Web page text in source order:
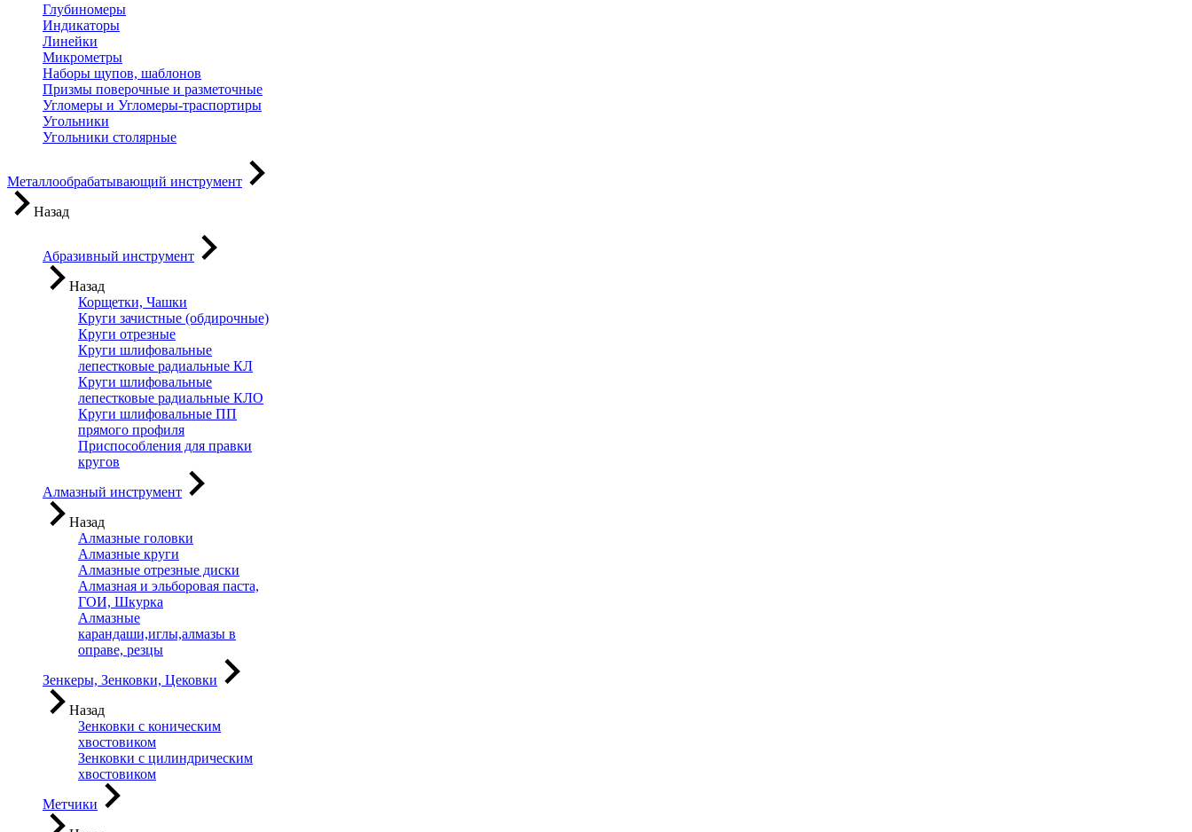
Глубиномеры
Индикаторы
Линейки
Микрометры
Наборы щупов, шаблонов
Призмы поверочные и разметочные
Угломеры и Угломеры-траспортиры
Угольники
Угольники столярные
Металлообрабатывающий инструмент
Назад
Абразивный инструмент
Назад
Корщетки, Чашки
Круги зачистные (обдирочные)
Круги отрезные
Круги шлифовальные
лепестковые радиальные КЛ
Круги шлифовальные
лепестковые радиальные КЛО
Круги шлифовальные ПП
прямого профиля
Приспособления для правки
кругов
Алмазный инструмент
Назад
Алмазные головки
Алмазные круги
Алмазные отрезные диски
Алмазная и эльборовая паста,
ГОИ, Шкурка
Алмазные
карандаши,иглы,алмазы в
оправе, резцы
Зенкеры, Зенковки, Цековки
Назад
Зенковки с коническим
хвостовиком
Зенковки с цилиндрическим
хвостовиком
Метчики